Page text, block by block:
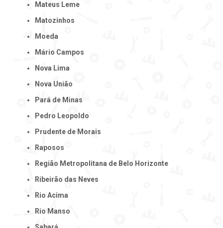
Mateus Leme
Matozinhos
Moeda
Mário Campos
Nova Lima
Nova União
Pará de Minas
Pedro Leopoldo
Prudente de Morais
Raposos
Região Metropolitana de Belo Horizonte
Ribeirão das Neves
Rio Acima
Rio Manso